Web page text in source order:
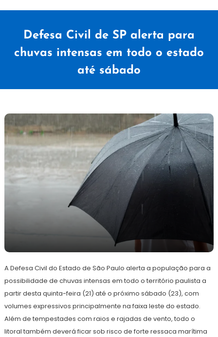
Defesa Civil de SP alerta para
chuvas intensas em todo o estado
até sábado
março
de
A Defesa Civil do Estado de São Paulo alerta a população para a
possibilidade de chuvas intensas em todo o território paulista a
partir desta quinta-feira (21) até o próximo sábado (23), com
volumes expressivos principalmente na faixa leste do estado.
Além de tempestades com raios e rajadas de vento, todo o
litoral também deverá ficar sob risco de forte ressaca marítima